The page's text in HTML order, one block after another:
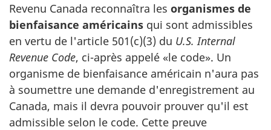
Revenu Canada reconnaîtra les organismes de
bienfaisance américains qui sont admissibles
en vertu de l'article 501(c)(3) du U.S. Internal
Revenue Code, ci-après appelé «le code». Un
organisme de bienfaisance américain n'aura pas
à soumettre une demande d'enregistrement au
Canada, mais il devra pouvoir prouver qu'il est
admissible selon le code. Cette preuve